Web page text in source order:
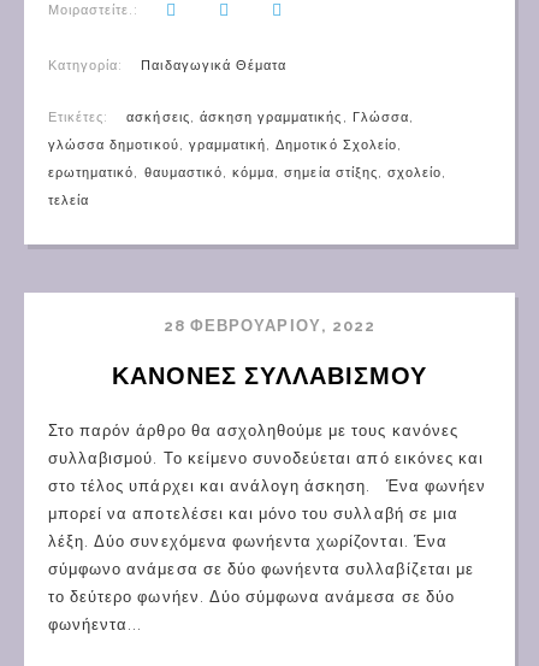
Μοιραστείτε.:
Κατηγορία: Παιδαγωγικά Θέματα
Ετικέτες: ασκήσεις, άσκηση γραμματικής , Γλώσσα,
γλώσσα δημοτικού, γραμματική,Δημοτικό Σχολείο,
ερωτηματικό, θαυμαστικό,κόμμα,σημεία στίξης, σχολείο,
τελεία
28 ΦΕΒΡΟΥΑΡΊΟΥ, 2022
ΚΑΝΟΝΕΣ ΣΥΛΛΑΒΙΣΜΟΥ
Στο παρόν άρθρο θα ασχοληθούμε με τους κανόνες
συλλαβισμού. Το κείμενο συνοδεύεται από εικόνες και
στο τέλος υπάρχει και ανάλογη άσκηση. Ένα φωνήεν
μπορεί να αποτελέσει και μόνο του συλλαβή σε μια
λέξη. Δύο συνεχόμενα φωνήεντα χωρίζονται. Ένα
σύμφωνο ανάμεσα σε δύο φωνήεντα συλλαβίζεται με
το δεύτερο φωνήεν. Δύο σύμφωνα ανάμεσα σε δύο
φωνήεντα...